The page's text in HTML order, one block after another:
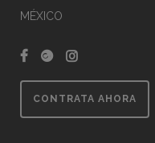
MÉXICO
CONTRATA AHORA